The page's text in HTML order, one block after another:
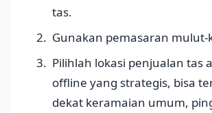
tas.
Gunakan pemasaran
Pilihlah lokasi penjualan tas
offline yang strategis, bisa
dekat keramaian umum,